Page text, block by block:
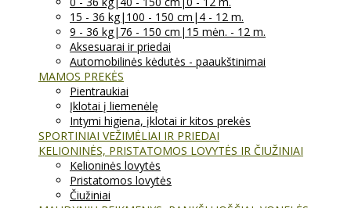
15 - 36 kg|100 - 150 cm|4 - 12 m.
9 - 36 kg|76 - 150 cm|15 mėn. - 12 m.
Aksesuarai ir priedai
Automobilinės kėdutės - paaukštinimai
MAMOS PREKĖS
Pientraukiai
Įklotai į liemenėlę
Intymi higiena, įklotai ir kitos prekės
SPORTINIAI VEŽIMĖLIAI IR PRIEDAI
KELIONINĖS, PRISTATOMOS LOVYTĖS IR ČIUŽINIAI
Kelioninės lovytės
Pristatomos lovytės
Čiužiniai